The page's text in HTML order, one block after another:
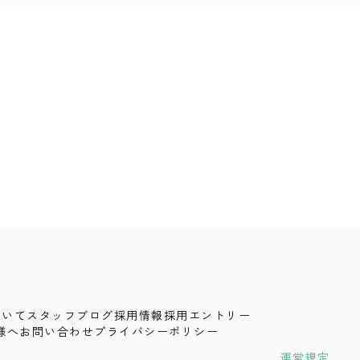
て スタッフブログ採用情報採用エントリー
へ お問い合わせ プライバシーポリシー